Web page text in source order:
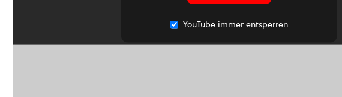
YouTube immer entsperren